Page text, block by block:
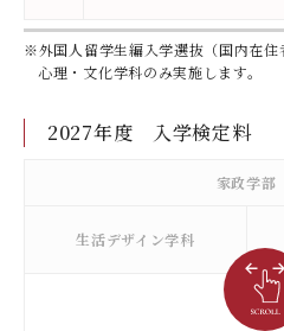
※外国人留学生編入学選抜（国内在
心理・文化学科のみ実施します。
2027年度 入学検定料
家政学部
生活デザイン学科